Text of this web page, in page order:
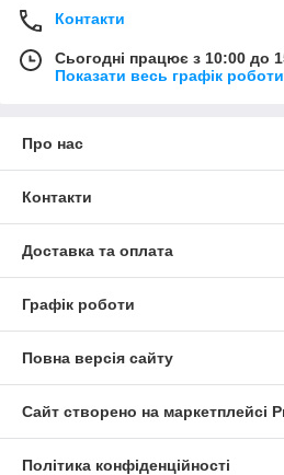
Контакти
Сьогодні працює з 10:00 до
Показати весь графік роботи
Про нас
Контакти
Доставка та оплата
Графік роботи
Повна версія сайту
Сайт створено на маркетплейсі
Політика конфіденційності